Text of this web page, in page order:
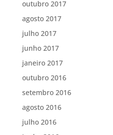
outubro 2017
agosto 2017
julho 2017
junho 2017
janeiro 2017
outubro 2016
setembro 2016
agosto 2016
julho 2016